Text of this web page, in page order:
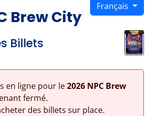
Français
Brew City
Billets
en ligne pour le2026 NPC Brew
fermé.
des billets sur place.